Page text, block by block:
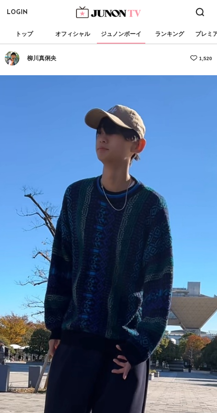
LOGIN
トップ オフィシャル ジュノンボーイ ランキング プレミ
柳川真俐央 1,520